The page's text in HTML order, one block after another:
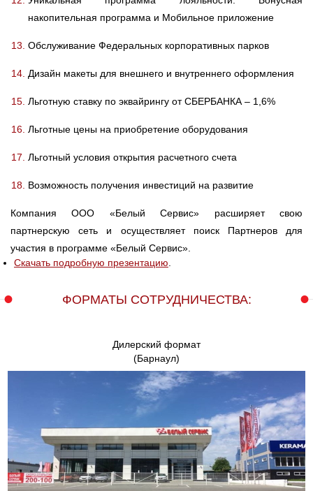
накопительная программа и Мобильное приложение
Обслуживание Федеральных корпоративных парков
Дизайн макеты для внешнего и внутреннего оформления
Льготную ставку по эквайрингу от СБЕРБАНКА – 1,6%
Льготные цены на приобретение оборудования
Льготный условия открытия расчетного счета
Возможность получения инвестиций на развитие
Компания ООО «Белый Сервис» расширяет свою
партнерскую сеть и осуществляет поиск Партнеров для
участия в программе «Белый Сервис».
Скачать подробную презентацию
ФОРМАТЫ СОТРУДНИЧЕСТВА:
Дилерский формат
(Барнаул)